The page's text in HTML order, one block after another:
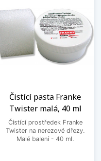
Čistící pasta Franke
Twister malá, 40 ml
Čistící prostředek Franke
Twister na nerezové dřezy.
Malé balení - 40 ml.